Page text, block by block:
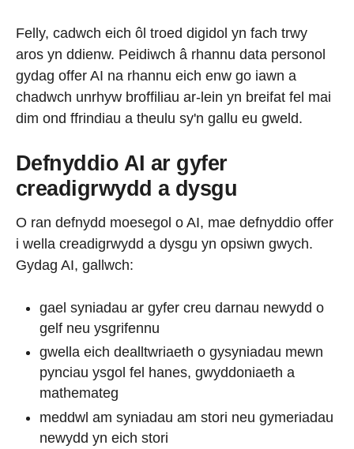
Felly, cadwch eich ôl troed digidol yn fach trwy
aros yn ddienw. Peidiwch â rhannu data personol
gydag offer AI na rhannu eich enw go iawn a
chadwch unrhyw broffiliau ar-lein yn breifat fel mai
dim ond ffrindiau a theulu sy'n gallu eu gweld.
Defnyddio AI ar gyfer
creadigrwydd a dysgu
O ran defnydd moesegol o AI, mae defnyddio offer
i wella creadigrwydd a dysgu yn opsiwn gwych.
Gydag AI, gallwch:
gael syniadau ar gyfer creu darnau newydd o
gelf neu ysgrifennu
gwella eich dealltwriaeth o gysyniadau mewn
pynciau ysgol fel hanes, gwyddoniaeth a
mathemateg
meddwl am syniadau am stori neu gymeriadau
newydd yn eich stori